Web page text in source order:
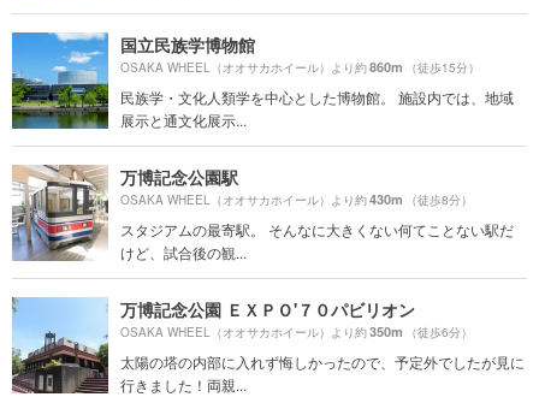
国立民族学博物館
OSAKA WHEEL（オオサカホイール）より約860m （徒歩15分）
民族学・文化人類学を中心とした博物館。 施設内では、地域
展示と通文化展示...
万博記念公園駅
OSAKA WHEEL（オオサカホイール）より約430m （徒歩8分）
スタジアムの最寄駅。 そんなに大きくない何てことない駅だ
けど、試合後の観...
万博記念公園 ＥＸＰＯ'７０パビリオン
OSAKA WHEEL（オオサカホイール）より約350m （徒歩6分）
太陽の塔の内部に入れず悔しかったので、予定外でしたが見に
行きました！両親...